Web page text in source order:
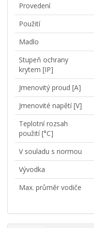
Provedení
Použití
Madlo
Stupeň ochrany
krytem [IP]
Jmenovitý proud [A]
Jmenovité napětí [V]
Teplotní rozsah
použití [°C]
V souladu s normou
Vývodka
Max. průměr vodiče